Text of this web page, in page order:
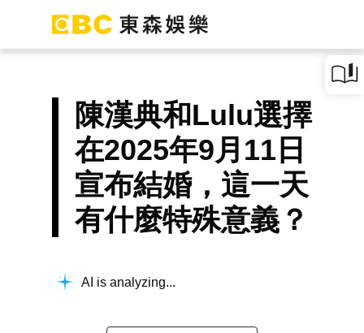
陳漢典和Lulu選擇
在2025年9月11日
宣布結婚，這一天
有什麼特殊意義？
AI is analyzing...